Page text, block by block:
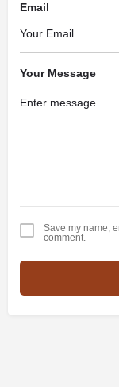
Email
Your Message
Save my name,
comment.